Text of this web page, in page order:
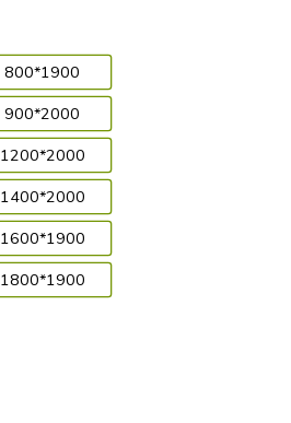
800*1900
900*2000
1200*2000
1400*2000
1600*1900
1800*1900